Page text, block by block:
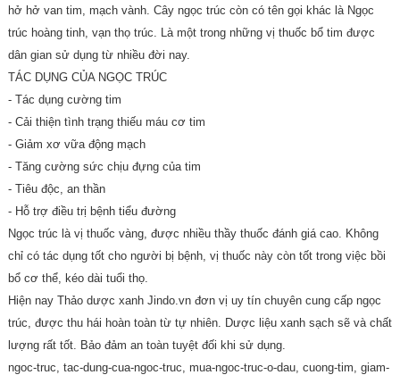
hở hở van tim, mạch vành. Cây ngọc trúc còn có tên gọi khác là Ngọc
trúc hoàng tinh, vạn thọ trúc. Là một trong những vị thuốc bổ tim được
dân gian sử dụng từ nhiều đời nay.
TÁC DỤNG CỦA NGỌC TRÚC
- Tác dụng cường tim
- Cải thiện tình trạng thiếu máu cơ tim
- Giảm xơ vữa động mạch
- Tăng cường sức chịu đựng của tim
- Tiêu độc, an thần
- Hỗ trợ điều trị bệnh tiểu đường
Ngọc trúc là vị thuốc vàng, được nhiều thầy thuốc đánh giá cao. Không
chỉ có tác dụng tốt cho người bị bệnh, vị thuốc này còn tốt trong việc bồi
bổ cơ thể, kéo dài tuổi thọ.
Hiện nay Thảo dược xanh Jindo.vn đơn vị uy tín chuyên cung cấp ngọc
trúc, được thu hái hoàn toàn từ tự nhiên. Dược liệu xanh sạch sẽ và chất
lượng rất tốt. Bảo đảm an toàn tuyệt đối khi sử dụng.
ngoc-truc, tac-dung-cua-ngoc-truc, mua-ngoc-truc-o-dau, cuong-tim, giam-